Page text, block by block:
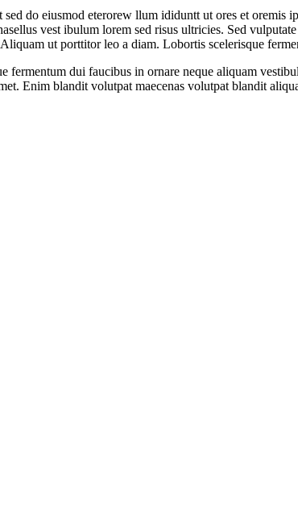
do eiusmod eterorew llum ididuntt ut ores et
vest ibulum lorem sed risus ultricies. Sed
ut porttitor leo a diam. Lobortis scelerisque
fermentum dui faucibus in ornare neque aliquam
Enim blandit volutpat maecenas volutpat blandit